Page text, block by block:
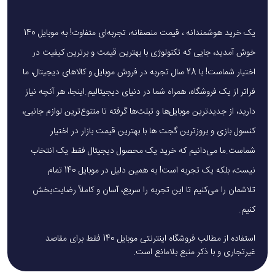
یک خرید هوشمندانه ، قیمت منصفانه، تجربه‌ای متفاوت! به موبایل 140
خوش آمدید، جایی که تکنولوژی با بهترین قیمت و برترین کیفیت در
اختیار شماست! با 28 سال تجربه در فروش موبایل و کالاهای دیجیتال، ما
فراتر از یک فروشگاه، همراه شما در دنیای دیجیتالیم.اینجا، هر آنچه نیاز
دارید، از جدیدترین موبایل‌ها و تبلت‌ها گرفته تا متنوع‌ترین لوازم جانبی،
کنسول بازی و بروزترین گجت ها با بهترین قیمت بازار در اختیار
شماست.ما می‌دانیم که خرید یک محصول دیجیتال فقط یک انتخاب
نیست، بلکه یک تجربه است! به همین دلیل در موبایل 140 تمام
تلاشمان را می‌کنیم تا این تجربه را سریع، آسان و کاملاً رضایت‌بخش
کنیم.
استفاده از مطالب فروشگاه اینترنتی موبایل 140 فقط برای مقاصد
غیرتجاری و با ذکر منبع بلامانع است.